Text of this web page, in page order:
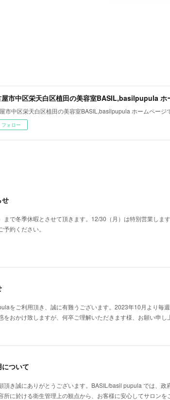
屋市中区栄天白区植田の美容室BASIL,basilpupula ホ
市中区栄天白区植田の美容室BASIL,basilpupula ホームページで
フォロー
せ
で冬季休暇とさせて頂きます。12/30（月）は特別営業しま
約ください。
をご利用頂き、誠に有難うございます。2023年10月より毎
おかけ致しますが、何卒ご理解いただきます様、お願い申し
ついて
頂き誠にありがとうございます。BASIL/basil pupula では、
所に於ける衛生管理上の観点から、お客様に安心してサロン